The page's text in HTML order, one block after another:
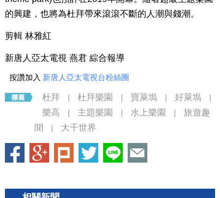
的興建，也將為杜拜帶來滾滾不斷的人潮與錢潮。
剪輯 林雅紅
新唐人亞太電視 燕君 綜合報導
按讚加入 新唐人亞太電視台粉絲團
杜拜 杜拜樂園 寶萊塢 好萊塢
樂高 主題樂園 水上樂園
旅遊趣
聞
大千世界